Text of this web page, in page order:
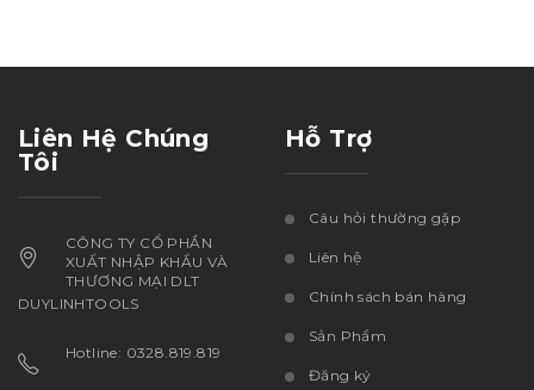
Liên Hệ Chúng
Tôi
CÔNG TY CỔ PHẦN
XUẤT NHẬP KHẨU VÀ
THƯƠNG MẠI DLT
DUYLINHTOOLS
Hotline: 0328.819.819
Hỗ Trợ
Câu hỏi thường gặp
Liên hệ
Chính sách bán hàng
Sản Phẩm
Đăng ký